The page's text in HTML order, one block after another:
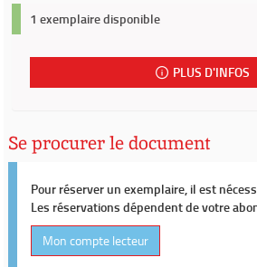
1 exemplaire disponible
PLUS D'INFOS
Se procurer le document
Pour réserver un exemplaire, il est
Les réservations dépendent de votre
Mon compte lecteur